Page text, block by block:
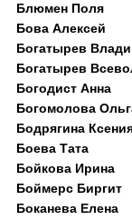
Блюмен Поля
Бова Алексей
Богатырев
Богатырев
Богодист Анна
Богомолова
Бодрягина
Боева Тата
Бойкова Ирина
Боймерс Биргит
Боканева Елена